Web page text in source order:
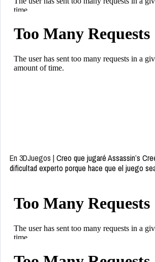
En 3DJuegos | Creo que jugaré Assassin’s
dificultad experto porque hace que el juego